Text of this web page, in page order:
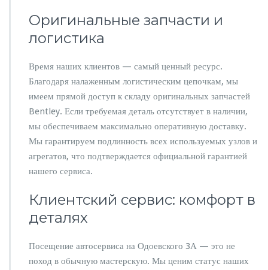
Оригинальные запчасти и
логистика
Время наших клиентов — самый ценный ресурс.
Благодаря налаженным логистическим цепочкам, мы
имеем прямой доступ к складу оригинальных запчастей
Bentley. Если требуемая деталь отсутствует в наличии,
мы обеспечиваем максимально оперативную доставку.
Мы гарантируем подлинность всех используемых узлов и
агрегатов, что подтверждается официальной гарантией
нашего сервиса.
Клиентский сервис: комфорт в
деталях
Посещение автосервиса на Одоевского 3А — это не
поход в обычную мастерскую. Мы ценим статус наших